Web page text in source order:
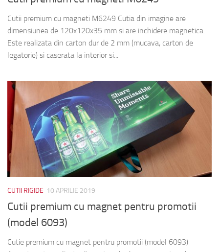
Cutii premium cu magneti M6249 Cutia din imagine are
dimensiunea de 120x120x35 mm si are inchidere magnetica.
Este realizata din carton dur de 2 mm (mucava, carton de
legatorie) si caserata la interior si...
CUTII RIGIDE 10 APRILIE 2019
Cutii premium cu magnet pentru promotii
(model 6093)
Cutie premium cu magnet pentru promotii (model 6093)